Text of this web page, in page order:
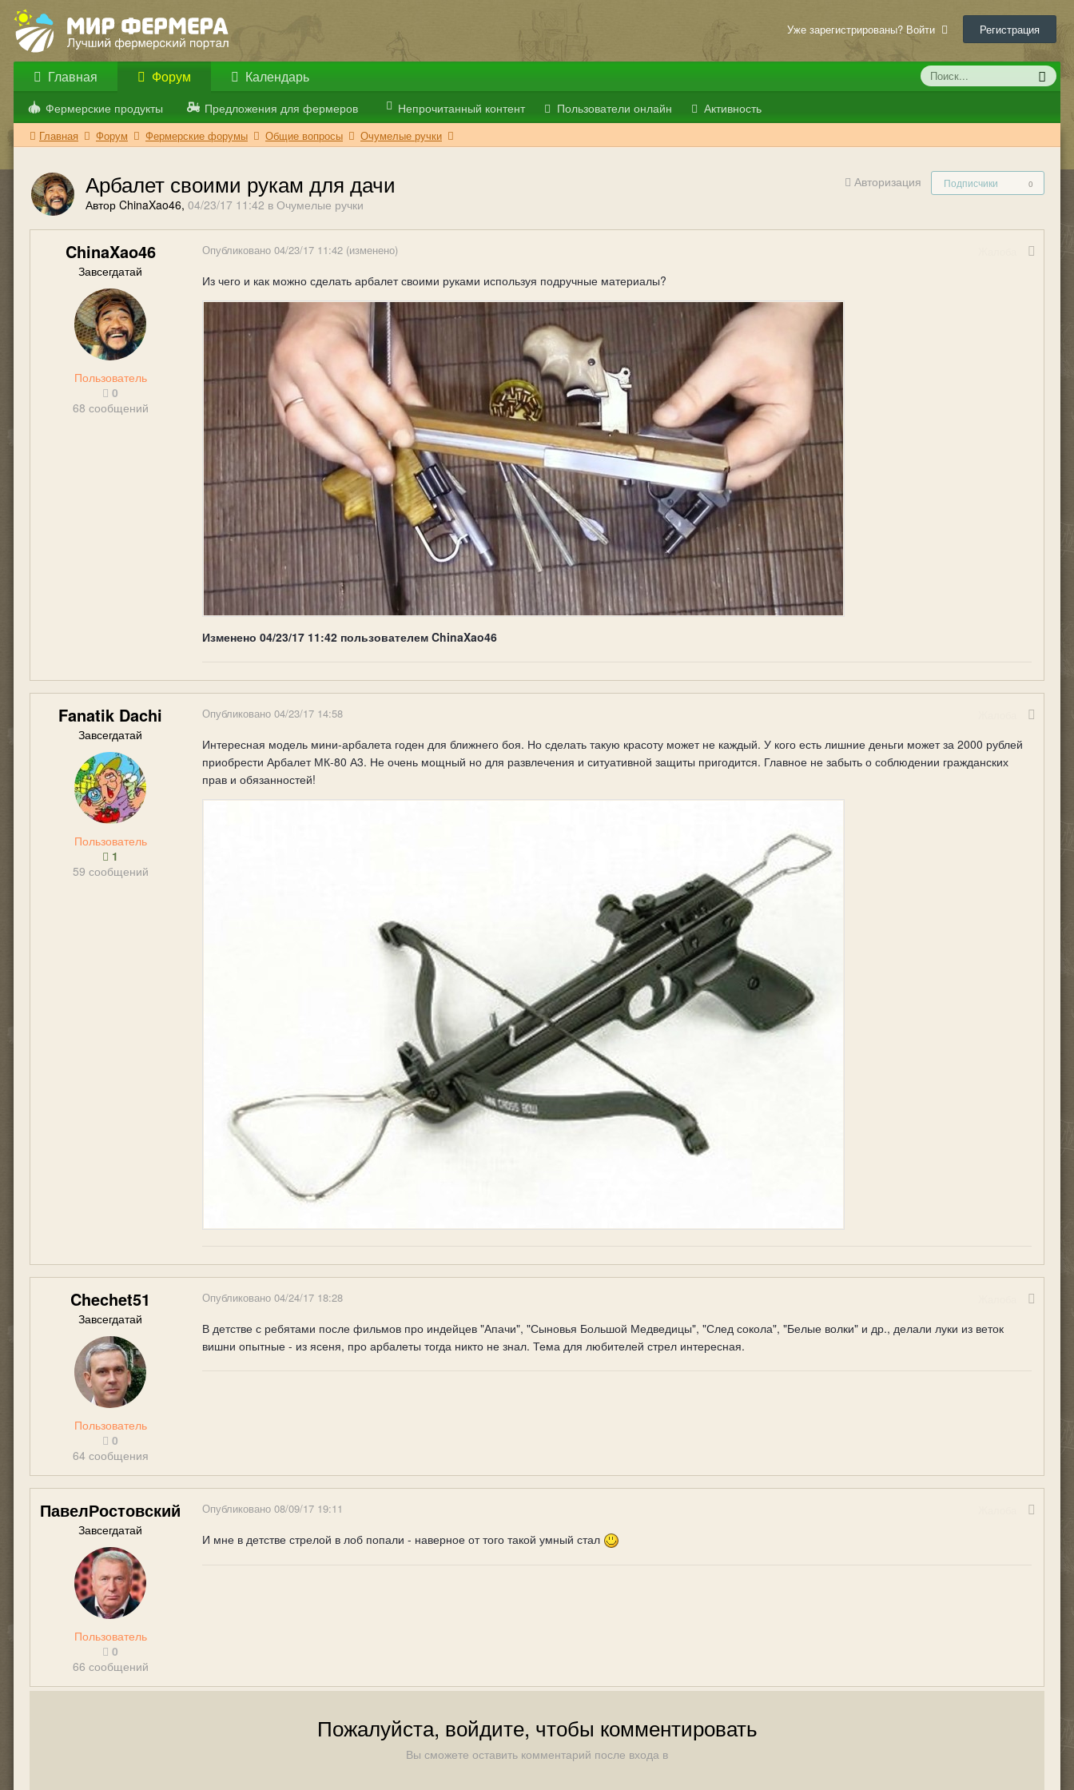
Уже зарегистрированы? Войти Регистрация
Главная Форум
Фермерские продукты Предложения для фермеров Непрочитанный контент Пользователи онлайн Активность
Календарь
Главная Форум Фермерские форумы Общие вопросы Очумелые ручки
Авторизация Подписчики 0
Арбалет своими рукам для дачи
Автор ChinaXao46, 04/23/17 11:42 в Очумелые ручки
ChinaXao46
Завсегдатай
Пользователь
0
68 сообщений
Опубликовано 04/23/17 11:42 (изменено)
Из чего и как можно сделать арбалет своими руками используя подручные материалы?
Изменено 04/23/17 11:42 пользователем ChinaXao46
Fanatik Dachi
Завсегдатай
Пользователь
1
59 сообщений
Опубликовано 04/23/17 14:58
Интересная модель мини-арбалета годен для ближнего боя. Но сделать такую красоту может не каждый. У кого есть лишние деньги может за 2000 рублей
приобрести Арбалет МК-80 А3. Не очень мощный но для развлечения и ситуативной защиты пригодится. Главное не забыть о соблюдении гражданских
прав и обязанностей!
Chechet51
Завсегдатай
Пользователь
0
64 сообщения
Опубликовано 04/24/17 18:28
В детстве с ребятами после фильмов про индейцев "Апачи", "Сыновья Большой Медведицы", "След сокола", "Белые волки" и др., делали луки из веток
вишни опытные - из ясеня, про арбалеты тогда никто не знал. Тема для любителей стрел интересная.
ПавелРостовский
Завсегдатай
Пользователь
0
66 сообщений
Опубликовано 08/09/17 19:11
И мне в детстве стрелой в лоб попали - наверное от того такой умный стал
Пожалуйста, войдите, чтобы комментировать
Вы сможете оставить комментарий после входа в